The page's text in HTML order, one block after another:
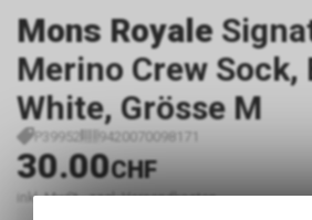
Mons Royale
Merino Crew Sock,
White, Grösse M
P39952 9420070098171
30.00CHF
inkl. MwSt., zzgl. Versandkosten